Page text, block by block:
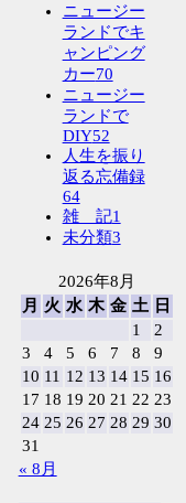
ニュージー
ランドでキ
ャンピング
カー70
ニュージー
ランドで
DIY52
人生を振り
返る忘備録
64
雑 記1
未分類3
2026年8月
月
火 水 木 金 土
日
1
2
3
4 5 6 7 8
9
10 11 12 13 14 15 16
17 18 19 20 21 22 23
24 25 26 27 28 29 30
31
« 8月